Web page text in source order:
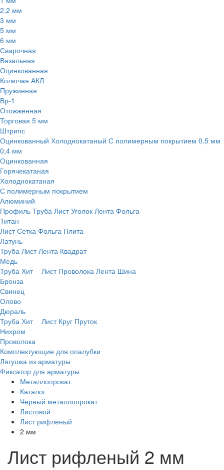
2,2 мм
3 мм
5 мм
6 мм
Сварочная
Вязальная
Оцинкованная
Колючая АКЛ
Пружинная
Вр-1
Отожженная
Торговая 5 мм
Штрипс
Оцинкованный Холоднокатаный С полимерным покрытием 0,5 мм
0,4 мм
Оцинкованная
Горячекатаная
Холоднокатаная
С полимерным покрытием
Алюминий
Профиль Труба ЛистУголок Лента Фольга
Титан
ЛистСетка Фольга Плита
Латунь
Труба Лист Лента Квадрат
Медь
Труба Хит Лист Проволока Лента Шина
Бронза
Свинец
Олово
Дюраль
Труба Хит Лист Круг Пруток
Нихром
Проволока
Комплектующие для опалубки
Лягушка из арматуры
Фиксатор для арматуры
Металлопрокат
Каталог
Черный металлопрокат
Листовой
Лист рифленый
2 мм
Лист рифленый 2 мм